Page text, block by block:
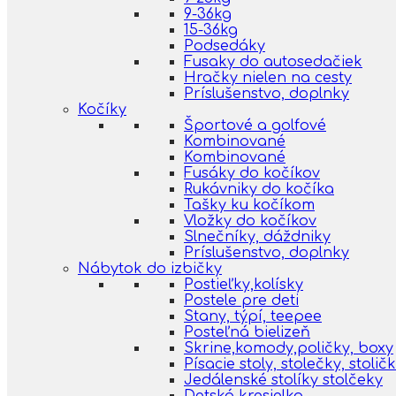
9-36kg
15-36kg
Podsedáky
Fusaky do autosedačiek
Hračky nielen na cesty
Príslušenstvo, doplnky
Kočíky
Športové a golfové
Kombinované
Kombinované
Fusáky do kočíkov
Rukávniky do kočíka
Tašky ku kočíkom
Vložky do kočíkov
Slnečníky, dáždniky
Príslušenstvo, doplnky
Nábytok do izbičky
Postieľky,kolísky
Postele pre deti
Stany, týpí, teepee
Posteľná bielizeň
Skrine,komody,poličky, boxy
Písacie stoly, stolečky,
Jedálenské stolíky stolčeky